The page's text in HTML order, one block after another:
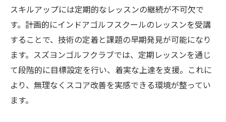
スキルアップには定期的なレッスンの継続が不可欠で
す。計画的にインドアゴルフスクールのレッスンを受講
することで、技術の定着と課題の早期発見が可能になり
ます。スズヨンゴルフクラブでは、定期レッスンを通じ
て段階的に目標設定を行い、着実な上達を支援。これに
より、無理なくスコア改善を実感できる環境が整ってい
ます。